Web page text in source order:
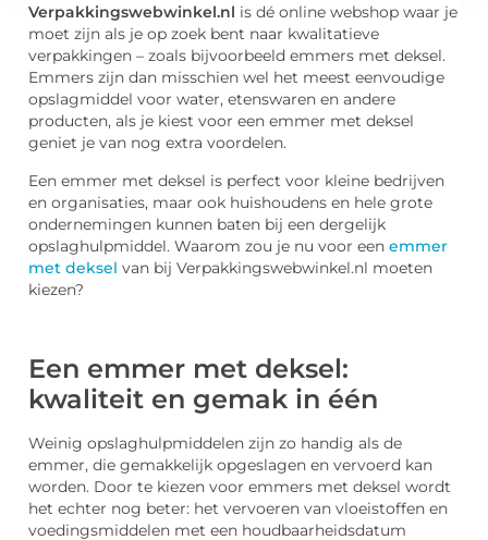
Verpakkingswebwinkel.nl is dé online webshop waar je
moet zijn als je op zoek bent naar kwalitatieve
verpakkingen – zoals bijvoorbeeld emmers met deksel.
Emmers zijn dan misschien wel het meest eenvoudige
opslagmiddel voor water, etenswaren en andere
producten, als je kiest voor een emmer met deksel
geniet je van nog extra voordelen.
Een emmer met deksel is perfect voor kleine bedrijven
en organisaties, maar ook huishoudens en hele grote
ondernemingen kunnen baten bij een dergelijk
opslaghulpmiddel. Waarom zou je nu voor een emmer
met deksel van bij Verpakkingswebwinkel.nl moeten
kiezen?
Een emmer met deksel:
kwaliteit en gemak in één
Weinig opslaghulpmiddelen zijn zo handig als de
emmer, die gemakkelijk opgeslagen en vervoerd kan
worden. Door te kiezen voor emmers met deksel wordt
het echter nog beter: het vervoeren van vloeistoffen en
voedingsmiddelen met een houdbaarheidsdatum